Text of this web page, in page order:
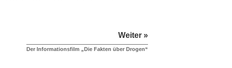
Weiter »
Der Informationsfilm „Die Fakten über Drogen“